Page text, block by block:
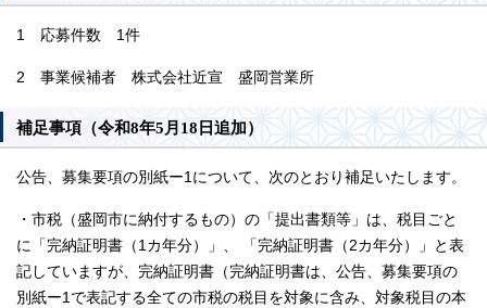
1 応募件数 1件
2 事業候補者 株式会社近宣 盛岡営業所
補足事項（令和8年5⽉18⽇追加）
公告、募集要項の別紙ー1について、次のとおり補⾜いたします。
・市税（盛岡市に納付するもの）の「提出書類等」は、税⽬ごと
に「完納証明書（1カ年分）」、 「完納証明書（2カ年分）」と表
記していますが、完納証明書（完納証明書は、公告、募集要項の
別紙ー1で表記する全ての市税の税⽬を対象に含み、対象税⽬の本